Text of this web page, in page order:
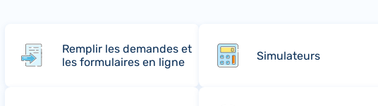
Remplir les demandes et
les formulaires en ligne
Simulateurs